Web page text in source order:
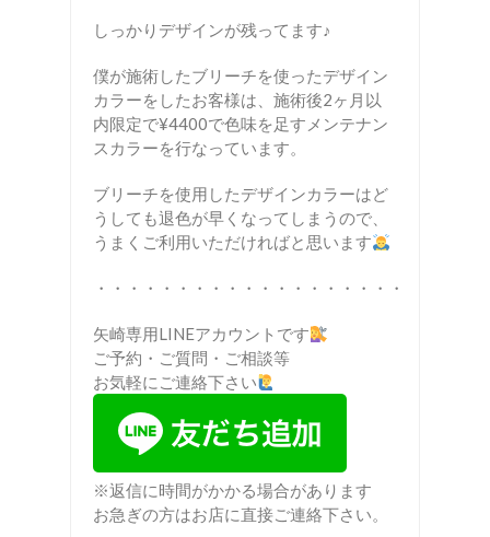
しっかりデザインが残ってます♪
僕が施術したブリーチを使ったデザイン
カラーをしたお客様は、施術後2ヶ月以
内限定で¥4400で色味を足すメンテナン
スカラーを行なっています。
ブリーチを使用したデザインカラーはど
うしても退色が早くなってしまうので、
うまくご利用いただければと思います
・・・・・・・・・・・・・・・・・・・
矢崎専用LINEアカウントです
ご予約・ご質問・ご相談等
お気軽にご連絡下さい
※返信に時間がかかる場合があります
お急ぎの方はお店に直接ご連絡下さい。